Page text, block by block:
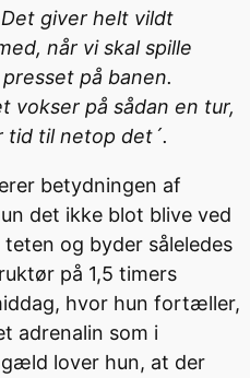
giver helt vildt
når vi skal spille
på banen.
vokser på sådan en tur,
tid til netop det´.
betydningen af
det ikke blot blive ved
og byder såleledes
på 1,5 timers
hvor hun fortæller,
adrenalin som i
lover hun, at der